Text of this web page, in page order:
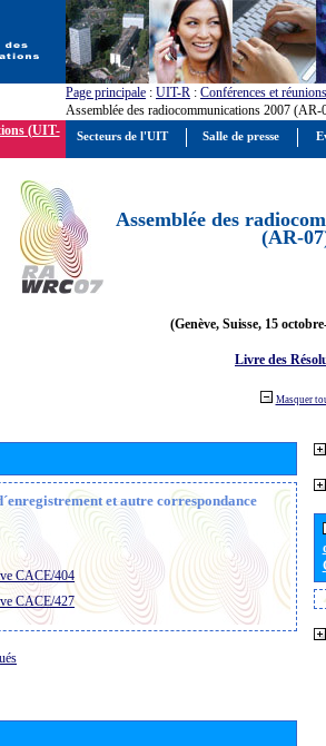
Page principale : UIT-R : Conférences et réunions
Assemblée des radiocommunications 2007 (AR-
(UIT-
Assemblée des
(AR-
(Genève, Suisse, 15
Livre des
Masquer
et autre correspondance
CACE/404
CACE/427
Secteurs de l'UIT Salle de presse